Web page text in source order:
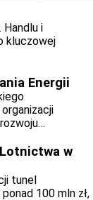
Handlu i
kluczowej
Energii
w
tunel
100 mln zł,